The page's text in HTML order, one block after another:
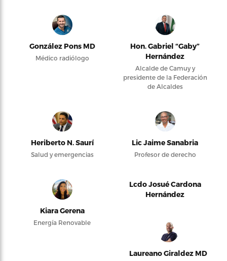
González Pons MD
Médico radiólogo
Hon. Gabriel “Gaby”
Hernández
Alcalde de Camuy y
presidente de la Federación
de Alcaldes
Heriberto N. Saurí
Salud y emergencias
Lic Jaime Sanabria
Profesor de derecho
Kiara Gerena
Energía Renovable
Lcdo Josué Cardona
Hernández
Laureano Giraldez MD